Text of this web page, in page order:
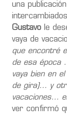
una
Gustavo le
vaya de
que encontré
de esa época
vaya bien en
de gira)… y
vacaciones…
ver confirmó